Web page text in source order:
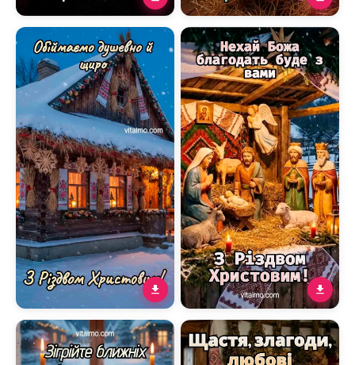
Листівка З Різдвом
Христовим з дівчатами
при свічках у зимовій хаті
Листівка З Різдвом
Христовим з українською
хатою в засніженому селі
Тепла різдвяна листівка з
українською вечерею та
побажанням миру
Духовне різдвяне
привітання з вертепом і
побажанням Божої